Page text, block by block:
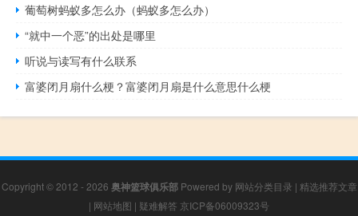
葡萄树蚂蚁多怎么办（蚂蚁多怎么办）
“就中一个恶”的出处是哪里
听说与读写有什么联系
富婆闭月扇什么梗？富婆闭月扇是什么意思什么梗
Copyright © 2012 - 2026 奥神篮球俱乐部Powered by 网站分类目录 | 精选推荐文章
| 网站地图 | 疑难解答 京ICP备06009323号